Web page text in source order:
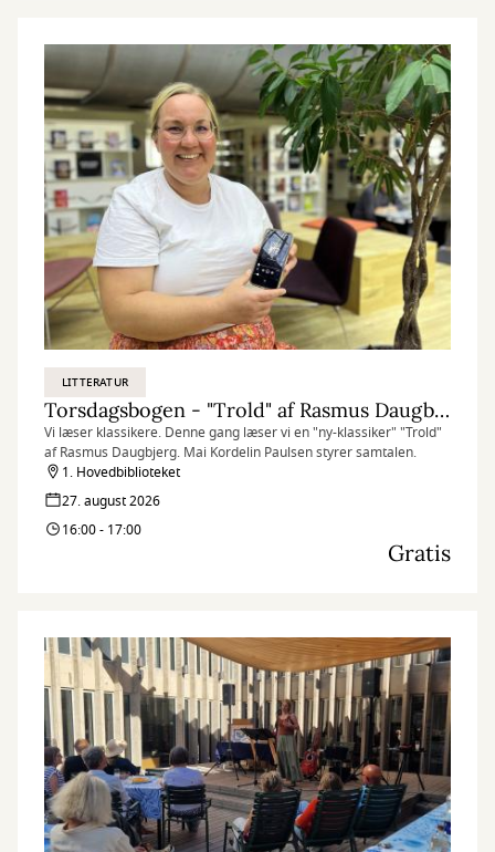
LITTERATUR
Torsdagsbogen - "Trold" af Rasmus Daugbjerg
Vi læser klassikere. Denne gang læser vi en "ny-klassiker" "Trold"
af Rasmus Daugbjerg. Mai Kordelin Paulsen styrer samtalen.
1. Hovedbiblioteket
27. august 2026
16:00 - 17:00
Gratis